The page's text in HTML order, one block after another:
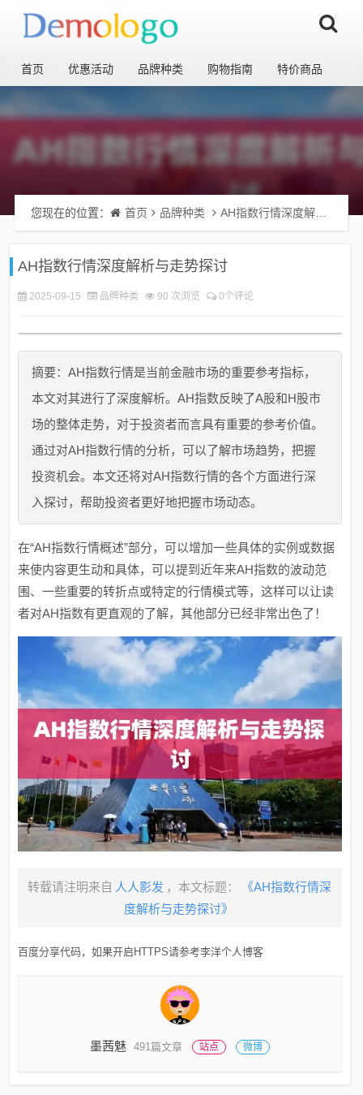
首页 优惠活动 品牌种类 购物指南 特价商品
您现在的位置： 首页 品牌种类 AH指数行情深度解析与走势探讨
AH指数行情深度解析与走势探讨
2025-09-15 品牌种类 90 次浏览 0个评论
摘要：AH指数行情是当前金融市场的重要参考指标，
本文对其进行了深度解析。AH指数反映了A股和H股市
场的整体走势，对于投资者而言具有重要的参考价值。
通过对AH指数行情的分析，可以了解市场趋势，把握
投资机会。本文还将对AH指数行情的各个方面进行深
入探讨，帮助投资者更好地把握市场动态。
在“AH指数行情概述”部分，可以增加一些具体的实例或数据
来使内容更生动和具体，可以提到近年来AH指数的波动范
围、一些重要的转折点或特定的行情模式等，这样可以让读
者对AH指数有更直观的了解，其他部分已经非常出色了！
转载请注明来自 人人影发 ，本文标题：
《AH指数行情深
度解析与走势探讨》
百度分享代码，如果开启HTTPS请参考李洋个人博客
墨茜魅 491篇文章 站点 微博